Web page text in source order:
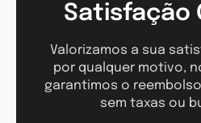
Satisfação
Valorizamos a sua
por qualquer motivo,
garantimos o
sem taxas ou